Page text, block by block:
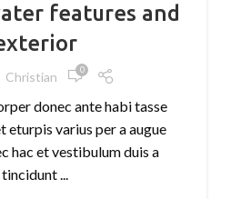
features and
Christian 0
donec ante habi tasse
eturpis varius per a augue
hac et vestibulum duis a
tincidunt ...